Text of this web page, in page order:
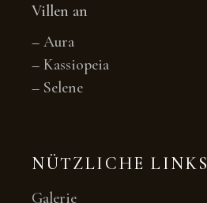
Villen an
–Aura
–Kassiopeia
– Selene
NÜTZLICHE LINKS
Galerie